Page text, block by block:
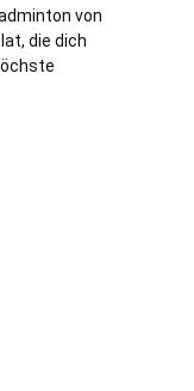
von
die dich